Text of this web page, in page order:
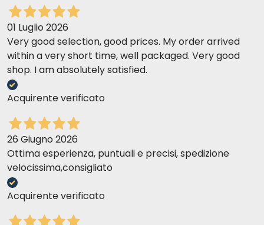
01 Luglio 2026
Very good selection, good prices. My order arrived
within a very short time, well packaged. Very good
shop. I am absolutely satisfied.
Acquirente verificato
26 Giugno 2026
Ottima esperienza, puntuali e precisi, spedizione
velocissima,consigliato
Acquirente verificato